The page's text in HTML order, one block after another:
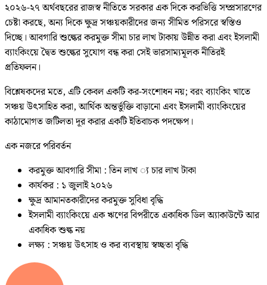
২০২৬-২৭ অর্থবছরের রাজস্ব নীতিতে সরকার এক দিকে করভিত্তি সম্প্রসারণের
চেষ্টা করছে, অন্য দিকে ক্ষুদ্র সঞ্চয়কারীদের জন্য সীমিত পরিসরে স্বস্তিও
দিচ্ছে। আবগারি শুল্কের করমুক্ত সীমা চার লাখ টাকায় উন্নীত করা এবং ইসলামী
ব্যাংকিংয়ে দ্বৈত শুল্কের সুযোগ বন্ধ করা সেই ভারসাম্যমূলক নীতিরই
প্রতিফলন।
বিশ্লেষকদের মতে, এটি কেবল একটি কর-সংশোধন নয়; বরং ব্যাংকিং খাতে
সঞ্চয় উৎসাহিত করা, আর্থিক অন্তর্ভুক্তি বাড়ানো এবং ইসলামী ব্যাংকিংয়ের
কাঠামোগত জটিলতা দূর করার একটি ইতিবাচক পদক্ষেপ।
এক নজরে পরিবর্তন
করমুক্ত আবগারি সীমা : তিন লাখ ্য চার লাখ টাকা
কার্যকর : ১ জুলাই ২০২৬
ক্ষুদ্র আমানতকারীদের করমুক্ত সুবিধা বৃদ্ধি
ইসলামী ব্যাংকিংয়ে এক ঋণের বিপরীতে একাধিক ডিল অ্যাকাউন্টে আর
একাধিক শুল্ক নয়
লক্ষ্য : সঞ্চয় উৎসাহ ও কর ব্যবস্থায় স্বচ্ছতা বৃদ্ধি